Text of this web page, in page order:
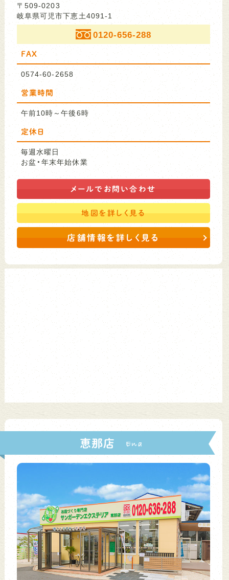
〒509-0203
岐阜県可児市下恵土4091-1
0120-656-288
FAX
0574-60-2658
営業時間
午前10時～午後6時
定休日
毎週水曜日
お盆・年末年始休業
メールで お問い合わせ
地図を詳しく見る
店舗情報を詳しく見る
恵那店